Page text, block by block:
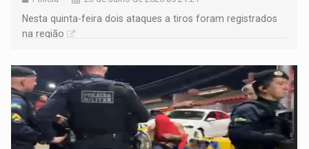
Nesta quinta-feira dois ataques a tiros foram registrados
na região